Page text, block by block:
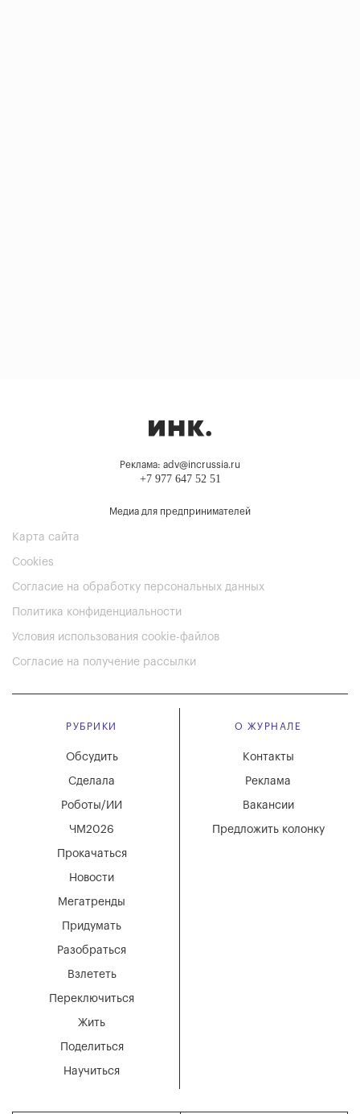
Реклама: adv@incrussia.ru
+7 977 647 52 51
Медиа для предпринимателей
Карта сайта
Cookies
Согласие на обработку персональных данных
Политика конфиденциальности
Условия использования cookie-файлов
Согласие на получение рассылки
РУБРИКИ
Мегатренды
Придумать
Разобраться
Взлететь
Новости
Переключиться
Жить
Поделиться
Научиться
Обсудить
Сделала
Роботы/ИИ
ЧМ2026
Прокачаться
О ЖУРНАЛЕ
Вакансии
Реклама
Контакты
Предложить колонку